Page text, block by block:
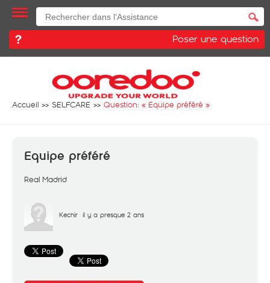
Poser une question
Accueil SELFCARE Question: « Equipe préféré »
Equipe préféré
Real Madrid
Kechir il y a presque 2 ans